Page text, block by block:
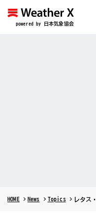
powered by 日本気象協会
HOME News Topics レタス